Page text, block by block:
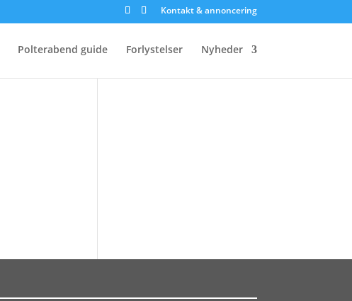
Kontakt & annoncering
Polterabend guide Forlystelser Nyheder